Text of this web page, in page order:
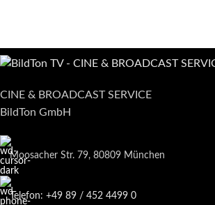
CINE & BROADCAST SERVICE
BildTon GmbH
Moosacher Str. 79, 80809 München
Telefon: +49 89 / 452 4499 0